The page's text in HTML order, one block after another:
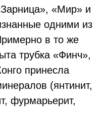
«Мир» и
одними из
в то же
трубка «Финч»,
принесла
(янтинит,
фурмарьерит,